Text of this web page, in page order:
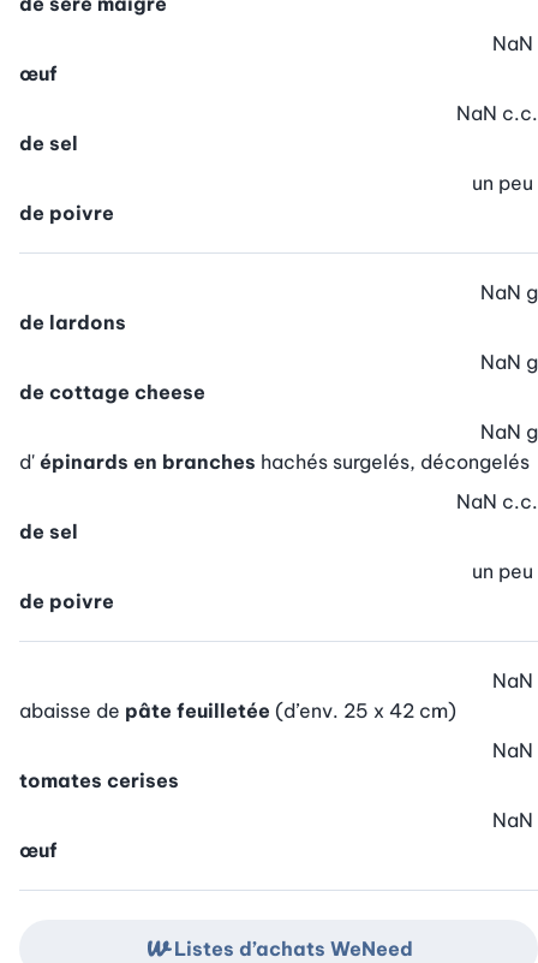
œuf
NaN
de sel
NaN c.c.
de poivre
un peu
de lardons
NaN g
de cottage cheese
NaN g
d' épinards en branches hachés surgelés, décongelés
NaN g
de sel
NaN c.c.
de poivre
un peu
abaisse de pâte feuilletée (d’env. 25 x 42 cm)
NaN
tomates cerises
NaN
œuf
NaN
Listes d’achats WeNeed